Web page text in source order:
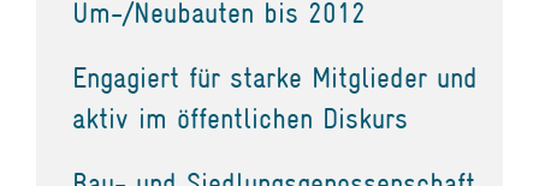
Um-/Neubauten bis 2012
Engagiert für starke Mitglieder und
aktiv im öffentlichen Diskurs